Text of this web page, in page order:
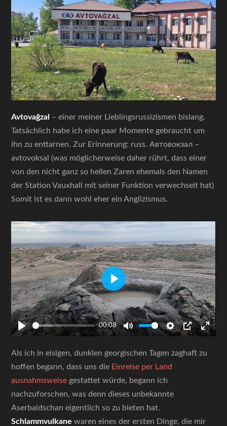
Avtovağzal – einer meiner Lieblingsrussizismen bislang.
Tatsächlich habe ich eine paar Momente gebraucht um
ihn zu enttarnen. Zur Erinnerung: russ. Автовокзал –
avtovoksal (was möglicherweise daher rührt, dass einer
von den nicht ganz so hellen Zaren ehemals den Namen
der Station Vauxhall mit seiner Funktion verwechselt hat)
Somit ist es dann wohl eher ein Anglizismus.
Play
00:08
Mute Settings
PIP Enter
Play
Als ich in eisigen, dunklen georgischen Tagen zaghaft zu
hoffen begann, dass uns die Einreise per Land
ausnahmsweise gestattet würde, begann ich
nachzuforschen, was denn dieses unbekannte
Aserbaidschan eigentlich so zu bieten hat.
Schlammvulkane waren eines der ersten Dinge, die mir